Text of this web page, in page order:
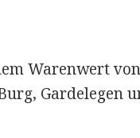
Warenwert
Gardelegen